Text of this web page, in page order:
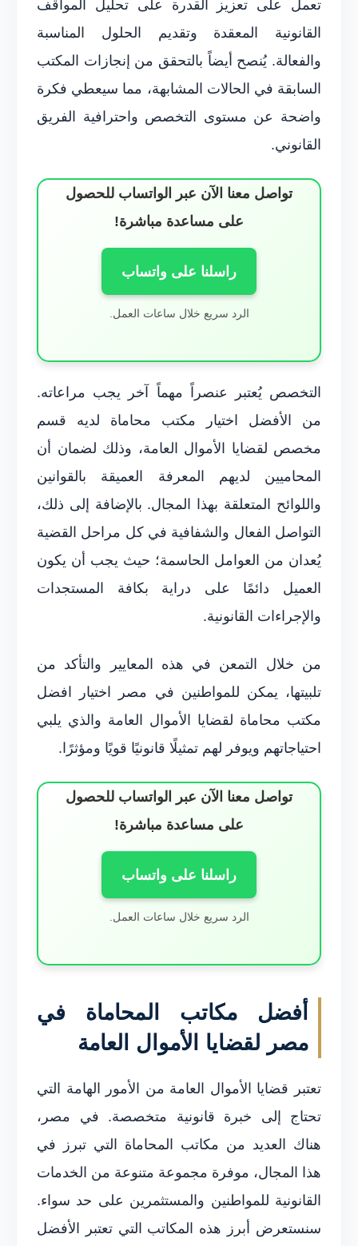
تعمل على تعزيز القدرة على تحليل المواقف
القانونية المعقدة وتقديم الحلول المناسبة
والفعالة. يُنصح أيضاً بالتحقق من إنجازات المكتب
السابقة في الحالات المشابهة، مما سيعطي فكرة
واضحة عن مستوى التخصص واحترافية الفريق
القانوني.
تواصل معنا الآن عبر الواتساب للحصول
على مساعدة مباشرة!
راسلنا على واتساب
الرد سريع خلال ساعات العمل.
التخصص يُعتبر عنصراً مهماً آخر يجب مراعاته.
من الأفضل اختيار مكتب محاماة لديه قسم
مخصص لقضايا الأموال العامة، وذلك لضمان أن
المحاميين لديهم المعرفة العميقة بالقوانين
واللوائح المتعلقة بهذا المجال. بالإضافة إلى ذلك،
التواصل الفعال والشفافية في كل مراحل القضية
يُعدان من العوامل الحاسمة؛ حيث يجب أن يكون
العميل دائمًا على دراية بكافة المستجدات
والإجراءات القانونية.
من خلال التمعن في هذه المعايير والتأكد من
تلبيتها، يمكن للمواطنين في مصر اختيار افضل
مكتب محاماة لقضايا الأموال العامة والذي يلبي
احتياجاتهم ويوفر لهم تمثيلًا قانونيًا قويًا ومؤثرًا.
تواصل معنا الآن عبر الواتساب للحصول
على مساعدة مباشرة!
راسلنا على واتساب
الرد سريع خلال ساعات العمل.
أفضل مكاتب المحاماة في
مصر لقضايا الأموال العامة
تعتبر قضايا الأموال العامة من الأمور الهامة التي
تحتاج إلى خبرة قانونية متخصصة. في مصر،
هناك العديد من مكاتب المحاماة التي تبرز في
هذا المجال، موفرة مجموعة متنوعة من الخدمات
القانونية للمواطنين والمستثمرين على حد سواء.
سنستعرض أبرز هذه المكاتب التي تعتبر الأفضل